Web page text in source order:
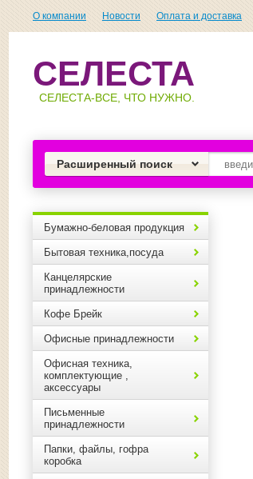
О компании Новости Оплата и доставка
СЕЛЕСТА
СЕЛЕСТА-ВСЕ, ЧТО НУЖНО.
Расширенный поиск
Бумажно-беловая продукция
Бытовая техника,посуда
Канцелярские
принадлежности
Кофе Брейк
Офисные принадлежности
Офисная техника,
комплектующие ,
аксессуары
Письменные
принадлежности
Папки, файлы, гофра
коробка